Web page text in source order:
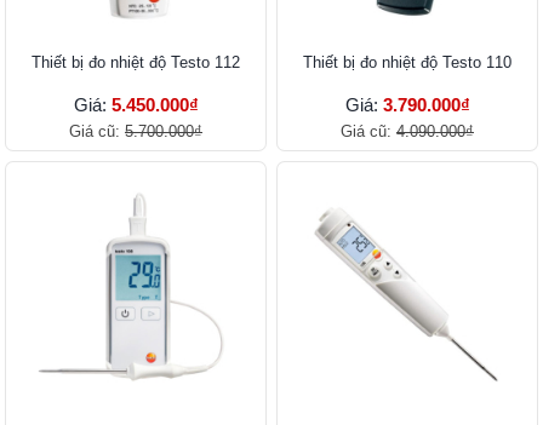
Thiết bị đo nhiệt độ Testo 112
Giá: 5.450.000₫
Giá cũ: 5.700.000₫
Thiết bị đo nhiệt độ Testo 110
Giá: 3.790.000₫
Giá cũ: 4.090.000₫